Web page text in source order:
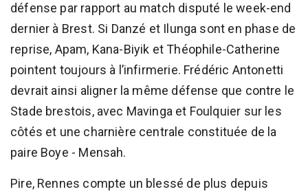
défense par rapport au match disputé le week-end
dernier à Brest. Si Danzé et Ilunga sont en phase de
reprise, Apam, Kana-Biyik et Théophile-Catherine
pointent toujours à l’infirmerie. Frédéric Antonetti
devrait ainsi aligner la même défense que contre le
Stade brestois, avec Mavinga et Foulquier sur les
côtés et une charnière centrale constituée de la
paire Boye - Mensah.
Pire, Rennes compte un blessé de plus depuis